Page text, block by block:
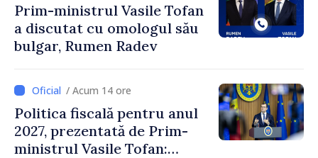
Prim-ministrul Vasile Tofan
a discutat cu omologul său
bulgar, Rumen Radev
/ Acum 14 ore
Politica fiscală pentru anul
2027, prezentată de Prim-
ministrul Vasile Tofan: